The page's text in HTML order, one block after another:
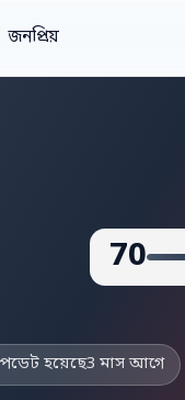
জনপ্রিয়
70
হয়েছে3 মাস আগে